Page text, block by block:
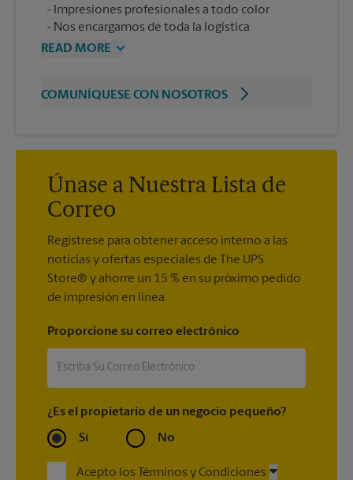
Impresiones profesionales a todo color
Nos encargamos de toda la logística
READ MORE
COMUNÍQUESE CON NOSOTROS
Únase a Nuestra Lista de
Correo
Regístrese para obtener acceso interno a las
noticias y ofertas especiales de The UPS
Store® y ahorre un 15 % en su próximo pedido
de impresión en línea.
Proporcione su correo electrónico
¿Es el propietario de un negocio pequeño?
Sí No
Acepto los Términos y Condiciones